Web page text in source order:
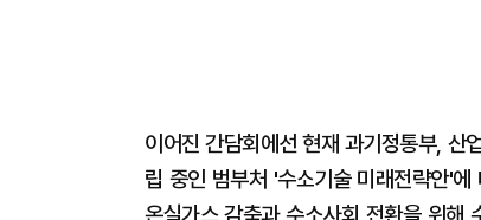
이어진 간담회에선 현재 과기정통부, 산
립 중인 범부처 '수소기술 미래전략안'